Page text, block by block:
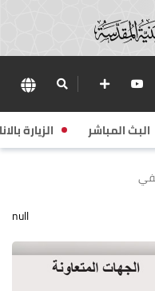
البث المباشر الزيارة
null